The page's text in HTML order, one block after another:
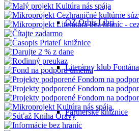
OZ Orbis Libri
Literárny klub Fontána
Partnerské knižnice